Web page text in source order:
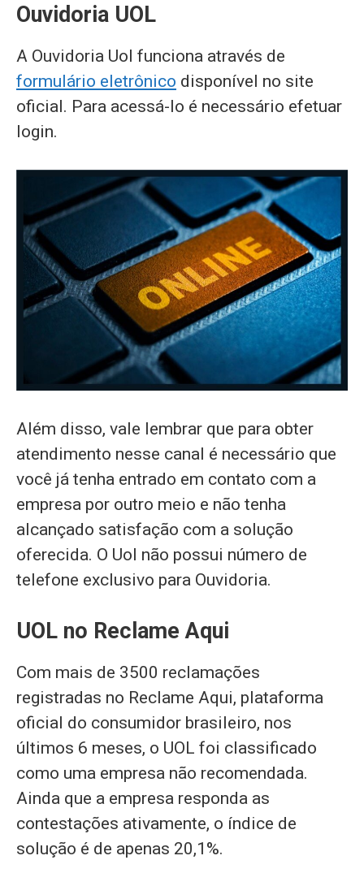
Ouvidoria UOL
A Ouvidoria Uol funciona através de
formulário eletrônico disponível no site
oficial. Para acessá-lo é necessário efetuar
login.
Além disso, vale lembrar que para obter
atendimento nesse canal é necessário que
você já tenha entrado em contato com a
empresa por outro meio e não tenha
alcançado satisfação com a solução
oferecida. O Uol não possui número de
telefone exclusivo para Ouvidoria.
UOL no Reclame Aqui
Com mais de 3500 reclamações
registradas no Reclame Aqui, plataforma
oficial do consumidor brasileiro, nos
últimos 6 meses, o UOL foi classificado
como uma empresa não recomendada.
Ainda que a empresa responda as
contestações ativamente, o índice de
solução é de apenas 20,1%.